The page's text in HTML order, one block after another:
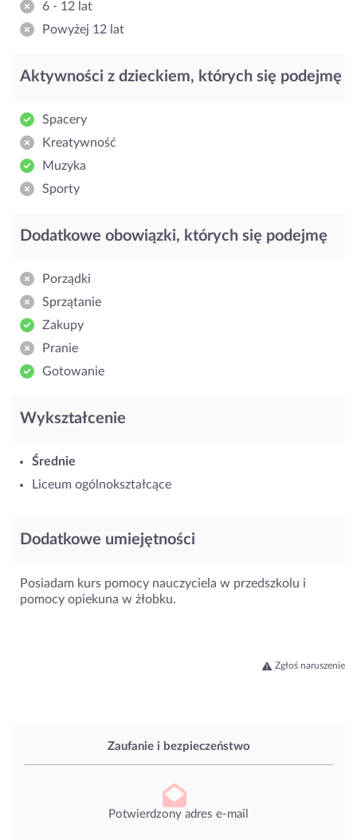
Zaufanie i bezpieczeństwo
Potwierdzony adres e-mail
6 - 12 lat
Powyżej 12 lat
Aktywności z dzieckiem, których się podejmę
Spacery
Kreatywność
Muzyka
Sporty
Dodatkowe obowiązki, których się podejmę
Porządki
Sprzątanie
Zakupy
Pranie
Gotowanie
Wykształcenie
Średnie
Liceum ogólnokształcące
Dodatkowe umiejętności
Posiadam kurs pomocy nauczyciela w przedszkolu i
pomocy opiekuna w żłobku.
Zgłoś naruszenie